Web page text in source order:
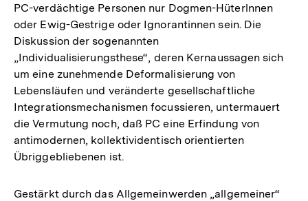
PC-verdächtige Personen nur Dogmen-Hüterlnnen
oder Ewig-Gestrige oder Ignorantinnen sein. Die
Diskussion der sogenannten
„Individualisierungsthese“, deren Kernaussagen sich
um eine zunehmende Deformalisierung von
Lebensläufen und veränderte gesellschaftliche
Integrationsmechanismen focussieren, untermauert
die Vermutung noch, daß PC eine Erfindung von
antimodernen, kollektividentisch orientierten
Übriggebliebenen ist.
Gestärkt durch das Allgemeinwerden „allgemeiner“